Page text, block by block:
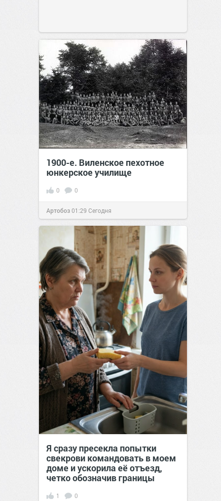
1900-е. Виленское пехотное
юнкерское училище
0 0
Артобоз01:29 Сегодня
Я сразу пресекла попытки
свекрови командовать в моем
доме и ускорила её отъезд,
четко обозначив границы
1 0